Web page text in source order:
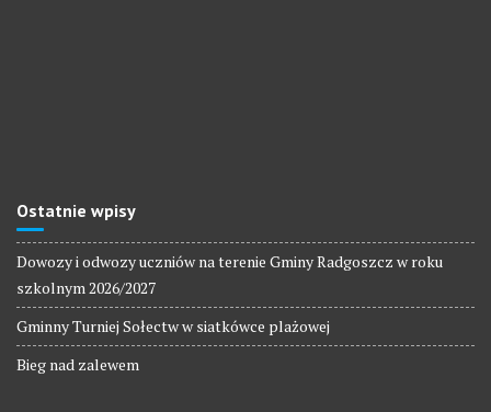
Ostatnie wpisy
Dowozy i odwozy uczniów na terenie Gminy Radgoszcz w roku
szkolnym 2026/2027
Gminny Turniej Sołectw w siatkówce plażowej
Bieg nad zalewem